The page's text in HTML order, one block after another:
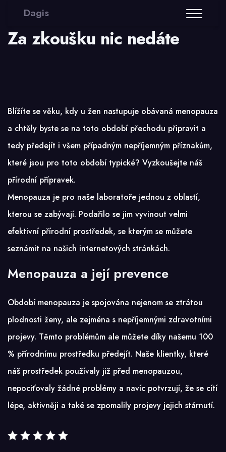
Dagis
Za zkoušku nic nedáte
Blížíte se věku, kdy u žen nastupuje obávaná menopauza
a chtěly byste se na toto období přechodu připravit a
tedy předejít i všem případným nepříjemným příznakům,
které jsou pro toto období typické? Vyzkoušejte náš
přírodní přípravek.
Menopauza je pro naše laboratoře jednou z oblastí,
kterou se zabývají. Podařilo se jim vyvinout velmi
efektivní přírodní prostředek, se kterým se můžete
seznámit na našich internetových stránkách.
Menopauza a její prevence
Období menopauza je spojována nejenom se ztrátou
plodnosti ženy, ale zejména s nepříjemnými zdravotními
projevy. Těmto problémům ale můžete díky našemu 100
% přírodnímu prostředku předejít. Naše klientky, které
náš prostředek používaly již před menopauzou,
nepociťovaly žádné problémy a navíc potvrzují, že se cítí
lépe, aktivněji a také se zpomalily projevy jejich stárnutí.